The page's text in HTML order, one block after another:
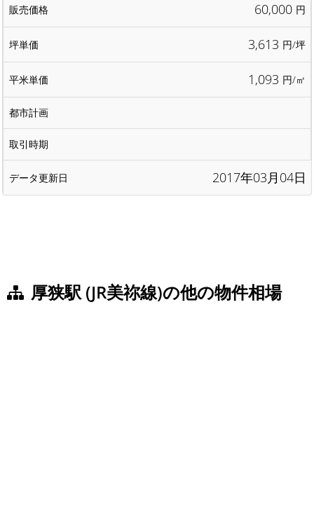
60,000 円
3,613 円/坪
1,093 円/㎡
2017年03月04日
厚狭駅 (JR美祢線)の他の物件相場